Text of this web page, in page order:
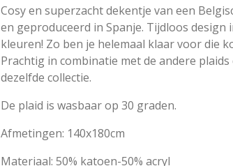
Cosy en superzacht dekentje van een
en geproduceerd in Spanje. Tijdloos design
kleuren! Zo ben je helemaal klaar voor die
Prachtig in combinatie met de andere
dezelfde collectie.
De plaid is wasbaar op 30 graden.
Afmetingen: 140x180cm
Materiaal: 50% katoen-50% acryl